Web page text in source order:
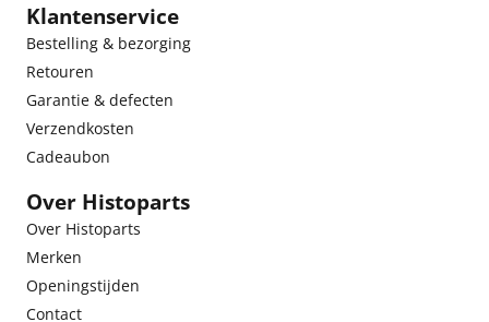
Klantenservice
Bestelling & bezorging
Retouren
Garantie & defecten
Verzendkosten
Cadeaubon
Over Histoparts
Over Histoparts
Merken
Openingstijden
Contact